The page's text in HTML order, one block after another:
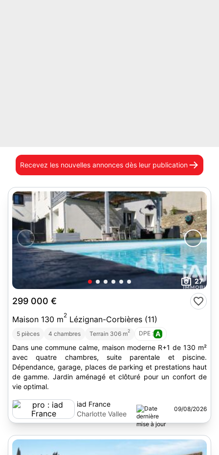
Recevez les nouvelles annonces dès leur publication
27
299 000 €
Maison 130 m2 Lézignan-Corbières (11)
5 pièces 4 chambres Terrain 306 m2 DPE : A
Dans une commune calme, maison moderne R+1 de 130 m²
avec quatre chambres, suite parentale et piscine.
Dépendance, garage, places de parking et prestations haut
de gamme. Jardin aménagé et clôturé pour un confort de
vie optimal.
iad France
Charlotte Vallee
09/08/2026